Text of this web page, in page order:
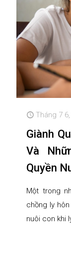
Tháng 7
Giành
Và
Quyền
Một trong
chồng ly
nuôi con khi